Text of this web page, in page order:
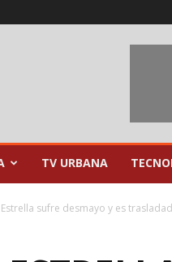
TV URBANA
sufre desmayo y es